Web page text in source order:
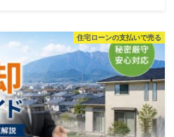
住宅ローンの支払いで売る